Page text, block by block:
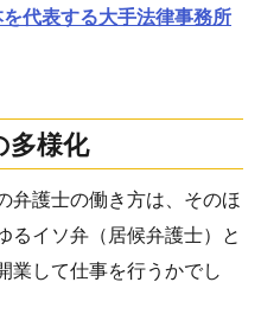
代表する大手法律事務所
多様化
弁護士の働き方は、そのほ
るイソ弁（居候弁護士）と
業して仕事を行うかでし